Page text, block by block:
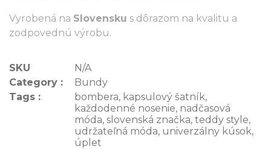
Vyrobená na Slovensku s dôrazom na kvalitu a
zodpovednú výrobu.
SKU
N/A
Category :
Bundy
Tags :
bombera, kapsulový šatník,
každodenné nosenie, nadčasová
móda, slovenská značka, teddy style,
udržateľná móda, univerzálny kúsok,
úplet